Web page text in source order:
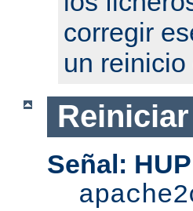
corregir
un
Señal: HUP